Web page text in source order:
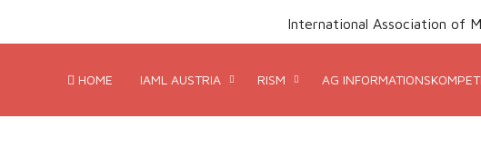
International Association of
HOME IAML AUSTRIA RISM AG